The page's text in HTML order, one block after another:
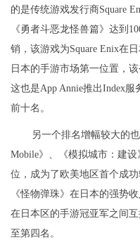
的是传统游戏发行商Square
《勇者斗恶龙怪兽篇》达到
销，该游戏为Square Enix在
日本的手游市场第一位置，
这也是App Annie推出Index
前十名。
另一个排名增幅较大的
Mobile》、《模拟城市：建
位，成为了欧美地区首个成
《怪物弹珠》在日本的强势
在日本区的手游冠亚军之间
至第四名。